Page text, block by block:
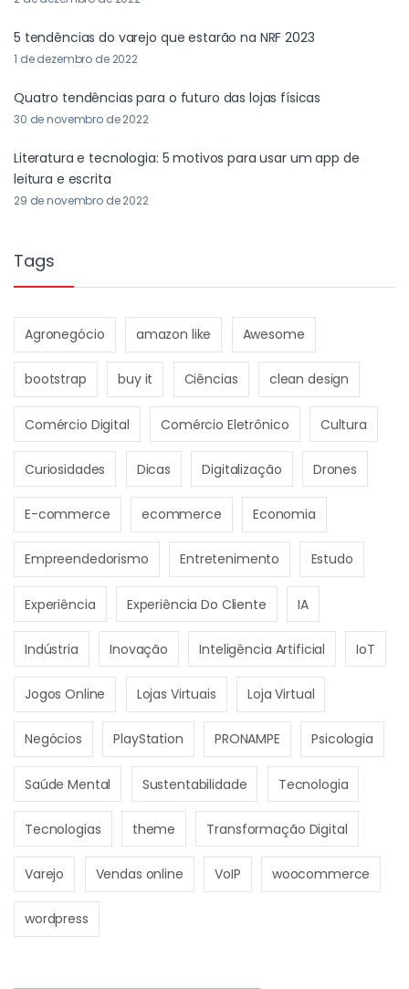
5 tendências do varejo que estarão na NRF 2023
1 de dezembro de 2022
Quatro tendências para o futuro das lojas físicas
30 de novembro de 2022
Literatura e tecnologia: 5 motivos para usar um app de
leitura e escrita
29 de novembro de 2022
Tags
Agronegócio amazon like Awesome
bootstrap buy it Ciências clean design
Comércio Digital Comércio Eletrônico Cultura
Curiosidades Dicas Digitalização Drones
E-commerce ecommerce Economia
Empreendedorismo Entretenimento Estudo
Experiência Experiência Do Cliente IA
Indústria Inovação Inteligência Artificial IoT
Jogos Online Lojas Virtuais Loja Virtual
Negócios PlayStation PRONAMPE Psicologia
Saúde Mental Sustentabilidade Tecnologia
Tecnologias theme Transformação Digital
Varejo Vendas online VoIP woocommerce
wordpress